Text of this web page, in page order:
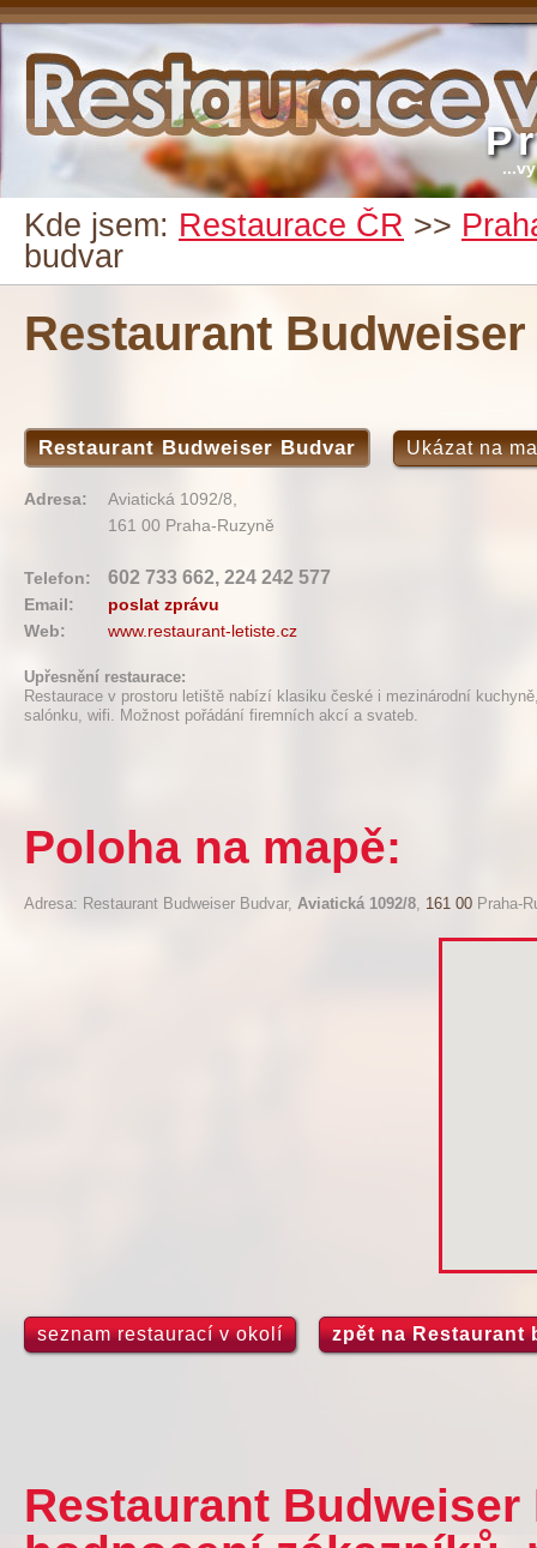
Kde jsem: Restaurace ČR >>
budvar
Restaurant
Restaurant Budweiser Budvar Ukázat na
Adresa:
Aviatická 1092/8,
161 00 Praha-Ruzyně
Telefon: 602 733 662, 224 242 577
Email:
poslat zprávu
Web:
www.restaurant-letiste.cz
Upřesnění restaurace:
Restaurace v prostoru letiště nabízí klasiku české i mezinárodní
salónku, wifi. Možnost pořádání firemních akcí a svateb.
Poloha na mapě:
Adresa: Restaurant Budweiser Budvar, Aviatická 1092/8, 161 00 Praha-
seznam restaurací v okolí zpět na Restaurant
Restaurant